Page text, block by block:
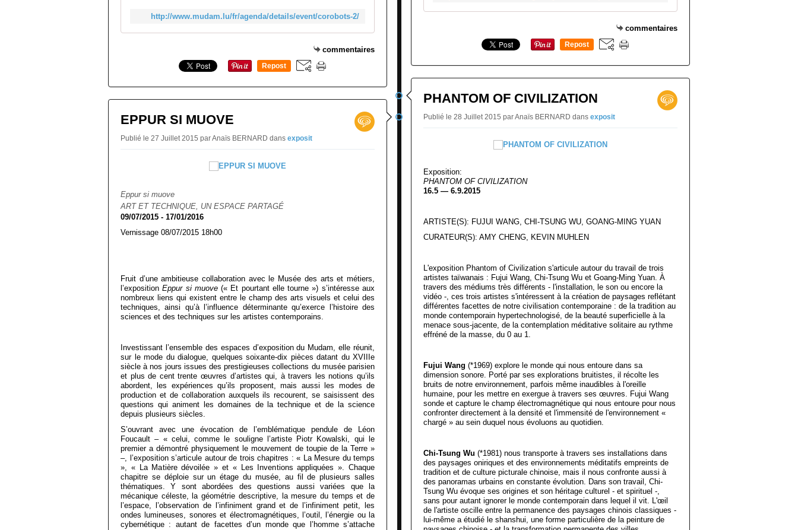
http://www.mudam.lu/fr/agenda/details/event/corobots-2/
commentaires
Repost
EPPUR SI MUOVE
Publié le 27 Juillet 2015 par Anaïs BERNARD dans exposit
Eppur si muove
ART ET TECHNIQUE, UN ESPACE PARTAGÉ
09/07/2015 - 17/01/2016
Vernissage 08/07/2015 18h00
Fruit d’une ambitieuse collaboration avec le Musée des arts et métiers,
l’expositionEppur si muove(« Et pourtant elle tourne ») s’intéresse aux
nombreux liens qui existent entre le champ des arts visuels et celui des
techniques, ainsi qu’à l’influence déterminante qu’exerce l’histoire des
sciences et des techniques sur les artistes contemporains.
Investissant l’ensemble des espaces d’exposition du Mudam, elle réunit,
sur le mode du dialogue, quelques soixante-dix pièces datant du XVIIIe
siècle à nos jours issues des prestigieuses collections du musée parisien
et plus de cent trente œuvres d’artistes qui, à travers les notions qu’ils
abordent, les expériences qu’ils proposent, mais aussi les modes de
production et de collaboration auxquels ils recourent, se saisissent des
questions qui animent les domaines de la technique et de la science
depuis plusieurs siècles.
S’ouvrant avec une évocation de l’emblématique pendule de Léon
Foucault – « celui, comme le souligne l’artiste Piotr Kowalski, qui le
premier a démontré physiquement le mouvement de toupie de la Terre »
–, l’exposition s’articule autour de trois chapitres : « La Mesure du temps
», « La Matière dévoilée » et « Les Inventions appliquées ». Chaque
chapitre se déploie sur un étage du musée, au fil de plusieurs salles
thématiques. Y sont abordées des questions aussi variées que la
mécanique céleste, la géométrie descriptive, la mesure du temps et de
l’espace, l’observation de l’infiniment grand et de l’infiniment petit, les
ondes lumineuses, sonores et électromagnétiques, l’outil, l’énergie ou la
cybernétique : autant de facettes d’un monde que l’homme s’attache
commentaires
Repost
PHANTOM OF CIVILIZATION
Publié le 28 Juillet 2015 par Anaïs BERNARD dans exposit
Exposition:
PHANTOM OF CIVILIZATION
16.5 — 6.9.2015
ARTISTE(S): FUJUI WANG, CHI-TSUNG WU, GOANG-MING YUAN
CURATEUR(S): AMY CHENG, KEVIN MUHLEN
L'exposition Phantom of Civilization s'articule autour du travail de trois
artistes taïwanais : Fujui Wang, Chi-Tsung Wu et Goang-Ming Yuan. À
travers des médiums très différents - l'installation, le son ou encore la
vidéo -, ces trois artistes s'intéressent à la création de paysages reflétant
différentes facettes de notre civilisation contemporaine : de la tradition au
monde contemporain hypertechnologisé, de la beauté superficielle à la
menace sous-jacente, de la contemplation méditative solitaire au rythme
effréné de la masse, du 0 au 1.
Fujui Wang (*1969) explore le monde qui nous entoure dans sa
dimension sonore. Porté par ses explorations bruitistes, il récolte les
bruits de notre environnement, parfois même inaudibles à l'oreille
humaine, pour les mettre en exergue à travers ses œuvres. Fujui Wang
sonde et capture le champ électromagnétique qui nous entoure pour nous
confronter directement à la densité et l'immensité de l'environnement «
chargé » au sein duquel nous évoluons au quotidien.
Chi-Tsung Wu (*1981) nous transporte à travers ses installations dans
des paysages oniriques et des environnements méditatifs empreints de
tradition et de culture picturale chinoise, mais il nous confronte aussi à
des panoramas urbains en constante évolution. Dans son travail, Chi-
Tsung Wu évoque ses origines et son héritage culturel - et spirituel -,
sans pour autant ignorer le monde contemporain dans lequel il vit. L'œil
de l'artiste oscille entre la permanence des paysages chinois classiques -
lui-même a étudié le shanshui, une forme particulière de la peinture de